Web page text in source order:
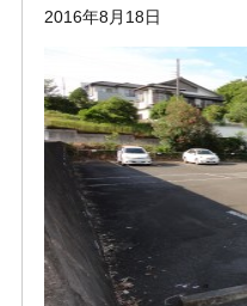
2016年8月18日